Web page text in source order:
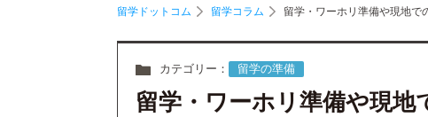
留学ドットコム 留学コラム 留学・ワーホリ準備や現地で
カテゴリー： 留学の準備
留学・ワーホリ準備や現